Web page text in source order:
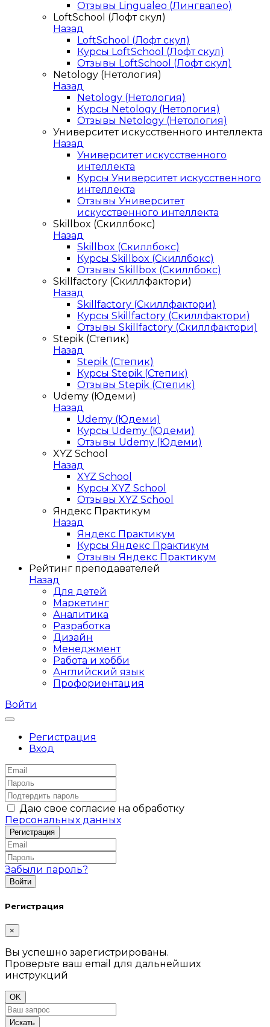
Отзывы Lingualeo (Лингвалео)
LoftSchool (Лофт скул)
Назад
LoftSchool (Лофт скул)
Курсы LoftSchool (Лофт скул)
Отзывы LoftSchool (Лофт скул)
Netology (Нетология)
Назад
Netology (Нетология)
Курсы Netology (Нетология)
Отзывы Netology (Нетология)
Университет искусственного интеллекта
Назад
Университет искусственного
интеллекта
Курсы Университет искусственного
интеллекта
Отзывы Университет
искусственного интеллекта
Skillbox (Скиллбокс)
Назад
Skillbox (Скиллбокс)
Курсы Skillbox (Скиллбокс)
Отзывы Skillbox (Скиллбокс)
Skillfactory (Скиллфактори)
Назад
Skillfactory (Скиллфактори)
Курсы Skillfactory (Скиллфактори)
Отзывы Skillfactory (Скиллфактори)
Stepik (Степик)
Назад
Stepik (Степик)
Курсы Stepik (Степик)
Отзывы Stepik (Степик)
Udemy (Юдеми)
Назад
Udemy (Юдеми)
Курсы Udemy (Юдеми)
Отзывы Udemy (Юдеми)
XYZ School
Назад
XYZ School
Курсы XYZ School
Отзывы XYZ School
Яндекс Практикум
Назад
Яндекс Практикум
Курсы Яндекс Практикум
Отзывы Яндекс Практикум
Рейтинг преподавателей
Назад
Для детей
Маркетинг
Аналитика
Разработка
Дизайн
Менеджмент
Работа и хобби
Английский язык
Профориентация
Войти
Регистрация
Вход
Даю свое согласие на обработку
Персональных данных
Забыли пароль?
Регистрация
×
Вы успешно зарегистрированы.
Проверьте ваш email для дальнейших
инструкций
OK
Искать